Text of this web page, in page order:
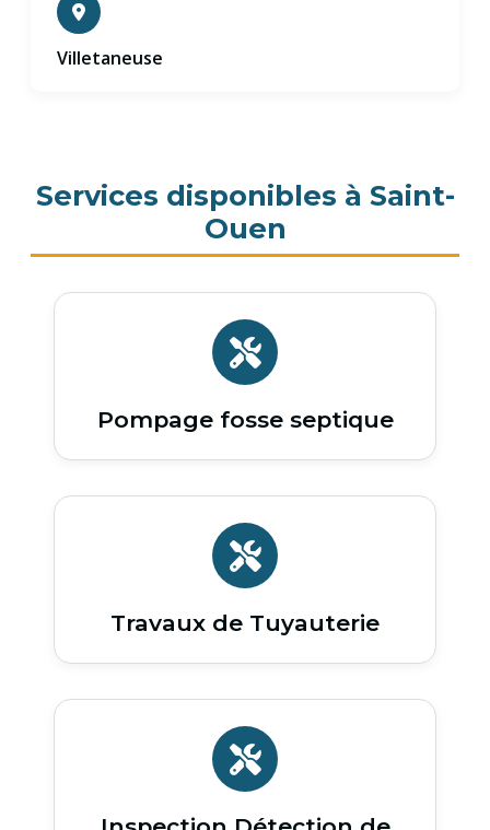
Villetaneuse
Services disponibles à Saint-
Ouen
Pompage fosse septique
Travaux de Tuyauterie